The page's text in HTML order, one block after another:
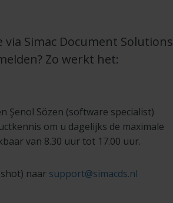
Simac Document Solutions
Zo werkt het:
Şenol Sözen (software specialist)
om u dagelijks de maximale
van 8.30 uur tot 17.00 uur.
naar support@simacds.nl